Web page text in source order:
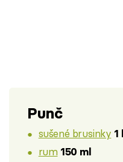
Punč
sušené brusinky 1
rum 150 ml